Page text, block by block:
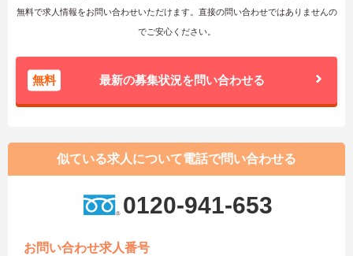
無料で求人情報をお問い合わせいただけます。直接の問い合わせではありませんの
でご安心ください。
無料 最新の募集状況を問い合わせる
似ている求人について電話で問い合わせる
0120-941-653
お問い合わせ求人番号